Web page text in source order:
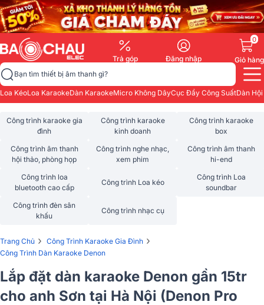
Trả góp Đăng nhập
0
Giỏ hàng
Bạn tìm thiết bị âm thanh gì?
Loa KéoLoa KaraokeDàn KaraokeMicro Không DâyCục Đẩy Công SuấtDàn
Công trình karaoke gia
đình
Công trình karaoke
kinh doanh
Công trình karaoke
box
Công trình âm thanh
hội thảo, phòng họp
Công trình nghe nhạc,
xem phim
Công trình âm thanh
hi-end
Công trình loa
bluetooth cao cấp
Công trình Loa kéo
Công trình Loa
soundbar
Công trình đèn sân
khấu
Công trình nhạc cụ
Trang Chủ › Công Trình Karaoke Gia Đình ›
Công Trình Dàn Karaoke Denon
Lắp đặt dàn karaoke Denon gần 15tr
cho anh Sơn tại Hà Nội (Denon Pro